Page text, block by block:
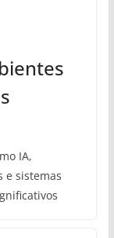
IA,
e sistemas